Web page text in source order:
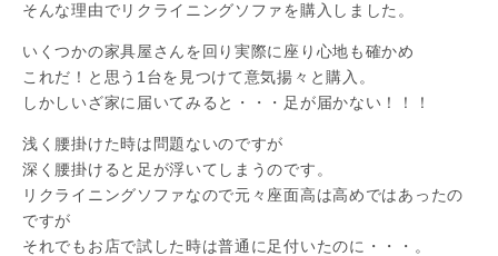
そんな理由でリクライニングソファを購入しました。
いくつかの家具屋さんを回り実際に座り心地も確かめ
これだ！と思う1台を見つけて意気揚々と購入。
しかしいざ家に届いてみると・・・足が届かない！！！
浅く腰掛けた時は問題ないのですが
深く腰掛けると足が浮いてしまうのです。
リクライニングソファなので元々座面高は高めではあったの
ですが
それでもお店で試した時は普通に足付いたのに・・・。